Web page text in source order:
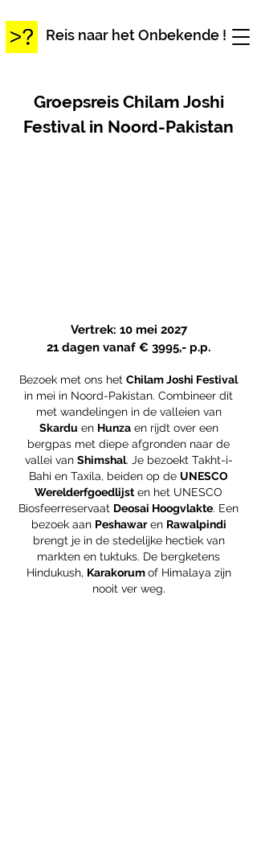
Reis naar het Onbekende !
Groepsreis Chilam Joshi
Festival in Noord-Pakistan
Vertrek: 10 mei 2027
21 dagen vanaf € 3995,- p.p.
Bezoek met ons het Chilam Joshi Festival
in mei in Noord-Pakistan. Combineer dit
met wandelingen in de valleien van
Skardu en Hunzaen rijdt over een
bergpas met diepe afgronden naar de
vallei van Shimshal. Je bezoekt Takht-i-
Bahi en Taxila, beiden op de UNESCO
Werelderfgoedlijst en het UNESCO
Biosfeerreservaat Deosai Hoogvlakte. Een
bezoek aan Peshawaren Rawalpindi
brengt je in de stedelijke hectiek van
markten en tuktuks. De bergketens
Hindukush, Karakorumof Himalaya zijn
nooit ver weg.